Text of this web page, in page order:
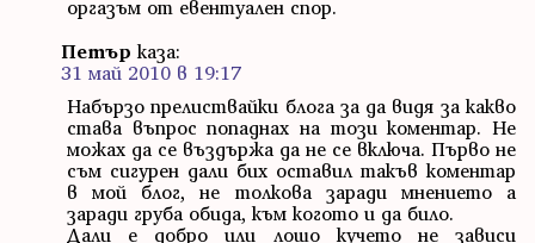
оргазъм от евентуален спор.
Петър каза:
31 май 2010 в 19:17
Набързо прелиствайки блога за да видя за какво
става въпрос попаднах на този коментар. Не
можах да се въздържа да не се включа. Първо не
съм сигурен дали бих оставил такъв коментар
в мой блог, не толкова заради мнението а
заради груба обида, към когото и да било.
Дали е добро или лошо кучето не зависи